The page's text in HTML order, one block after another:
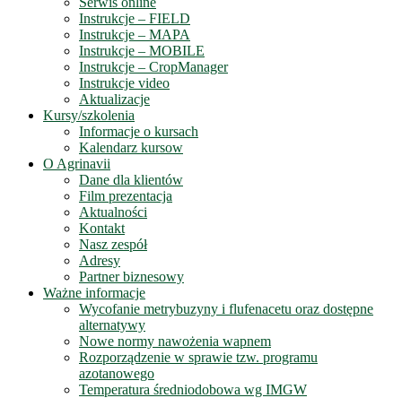
Instrukcje – FIELD
Instrukcje – MAPA
Instrukcje – MOBILE
Instrukcje – CropManager
Instrukcje video
Aktualizacje
Kursy/szkolenia
Informacje o kursach
Kalendarz kursow
O Agrinavii
Dane dla klientów
Film prezentacja
Aktualności
Kontakt
Nasz zespół
Adresy
Partner biznesowy
Ważne informacje
Wycofanie metrybuzyny i flufenacetu oraz dostępne
alternatywy
Nowe normy nawożenia wapnem
Rozporządzenie w sprawie tzw. programu
azotanowego
Temperatura średniodobowa wg IMGW